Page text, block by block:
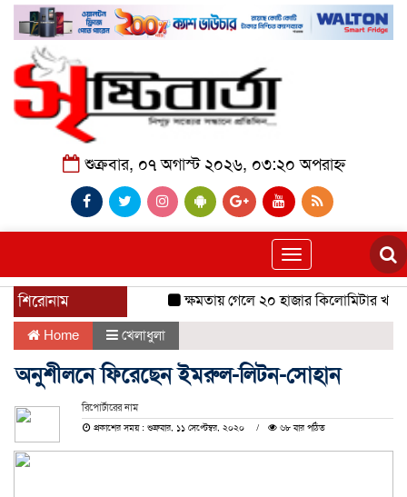
শুক্রবার, ০৭ অগাস্ট ২০২৬, ০৩:২০ অপরাহ্ন
Toggle
navigation
শিরোনাম ক্ষমতায় গেলে ২০ হাজার কিলোমিটার খাল
Home খেলাধুলা
অনুশীলনে ফিরেছেন ইমরুল-লিটন-সোহান
রিপোর্টারের নাম
প্রকাশের সময় : শুক্রবার, ১১ সেপ্টেম্বর, ২০২০
৬৮ বার পঠিত